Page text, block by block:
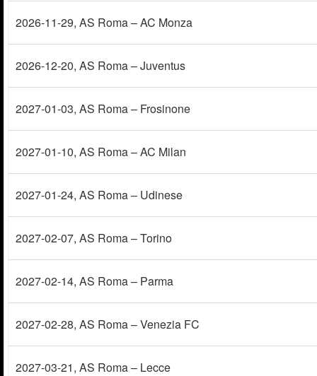
2026-11-29, AS Roma – AC Monza
2026-12-20, AS Roma – Juventus
2027-01-03, AS Roma – Frosinone
2027-01-10, AS Roma – AC Milan
2027-01-24, AS Roma – Udinese
2027-02-07, AS Roma – Torino
2027-02-14, AS Roma – Parma
2027-02-28, AS Roma – Venezia FC
2027-03-21, AS Roma – Lecce